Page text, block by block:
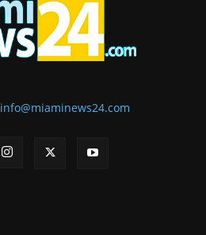
info@miaminews24.com